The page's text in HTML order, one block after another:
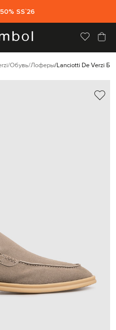
SS`26
Обувь Лоферы Lanciotti De Verzi